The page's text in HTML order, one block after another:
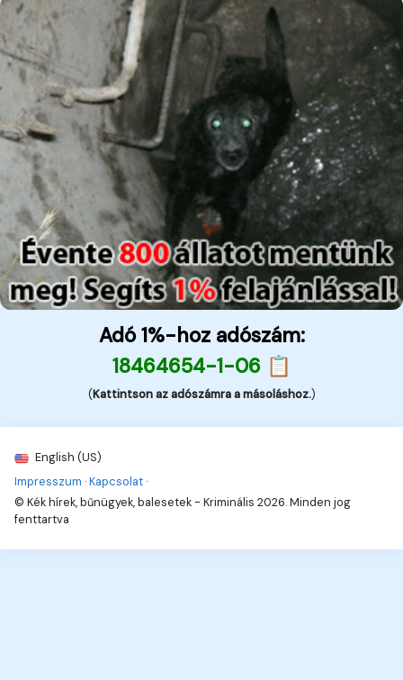
Adó 1%-hoz adószám:
18464654-1-06 📋
(Kattintson az adószámra a másoláshoz.)
English (US)
Impresszum ·Kapcsolat ·
© Kék hírek, bűnügyek, balesetek - Kriminális 2026. Minden jog
fenttartva